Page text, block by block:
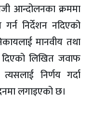
आन्दोलनका क्रममा
निर्देशन नदिएको
मानवीय तथा
दिएको लिखित जवाफ
निर्णय गर्दा
लगाइएको छ।